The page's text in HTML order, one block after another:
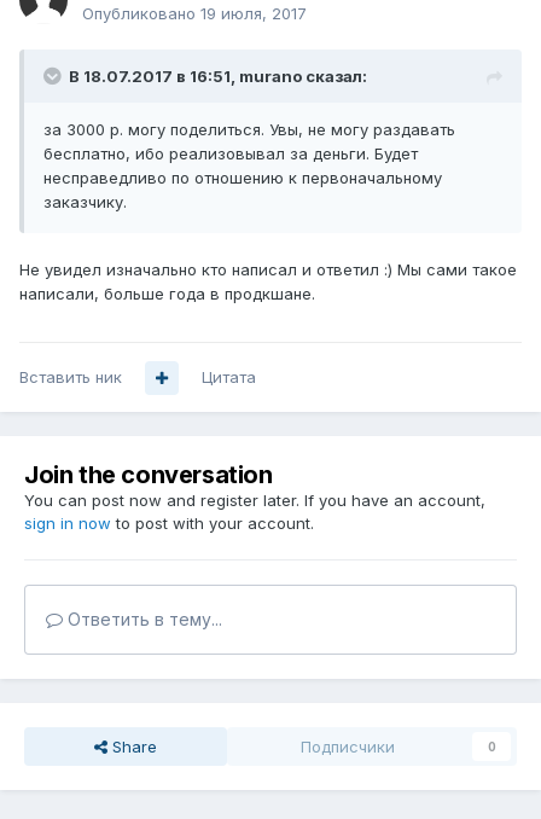
Опубликовано 19 июля, 2017
В 18.07.2017 в 16:51, murano сказал:
за 3000 р. могу поделиться. Увы, не могу раздавать
бесплатно, ибо реализовывал за деньги. Будет
несправедливо по отношению к первоначальному
заказчику.
Не увидел изначально кто написал и ответил :) Мы сами такое
написали, больше года в продкшане.
Вставить ник Цитата
Join the conversation
You can post now and register later. If you have an account,
sign in now to post with your account.
Ответить в тему...
Share Подписчики 0